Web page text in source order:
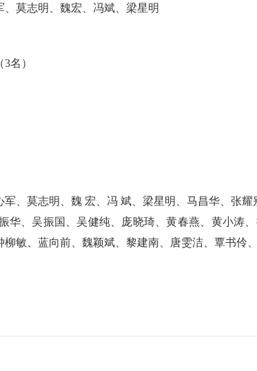
莫志明、魏宏、冯斌、梁星明
名）
莫志明、魏 宏、冯 斌、梁星明、马昌华、张耀
吴振国、吴健纯、庞晓琦、黄春燕、黄小涛
、蓝向前、魏颖斌、黎建南、唐雯洁、覃书伶